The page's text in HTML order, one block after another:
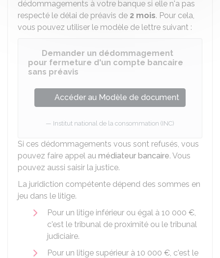
dédommagements à votre banque si elle n'a pas
respecté le délai de préavis de 2 mois. Pour cela,
vous pouvez utiliser le modèle de lettre suivant :
Demander un dédommagement
pour fermeture d'un compte bancaire
sans préavis
Accéder au Modèle de document
Institut national de la consommation (INC)
Si ces dédommagements vous sont refusés, vous
pouvez faire appel au médiateur bancaire. Vous
pouvez aussi saisir la justice.
La juridiction compétente dépend des sommes en
jeu dans le litige.
Pour un litige inférieur ou égal à 10 000 €,
c'est le tribunal de proximité ou le tribunal
judiciaire.
Pour un litige supérieur à 10 000 €, c'est le